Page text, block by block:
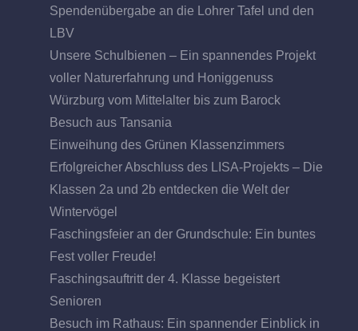
Spendenübergabe an die Lohrer Tafel und den
LBV
Unsere Schulbienen – Ein spannendes Projekt
voller Naturerfahrung und Honiggenuss
Würzburg vom Mittelalter bis zum Barock
Besuch aus Tansania
Einweihung des Grünen Klassenzimmers
Erfolgreicher Abschluss des LISA-Projekts – Die
Klassen 2a und 2b entdecken die Welt der
Wintervögel
Faschingsfeier an der Grundschule: Ein buntes
Fest voller Freude!
Faschingsauftritt der 4. Klasse begeistert
Senioren
Besuch im Rathaus: Ein spannender Einblick in